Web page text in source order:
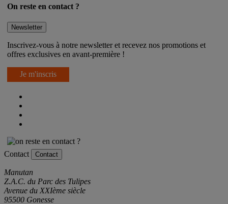
Inscrivez-vous à notre newsletter et recevez nos promotions et
Je m'inscris
Manutan
Z.A.C. du Parc des Tulipes
Avenue du XXIème siècle